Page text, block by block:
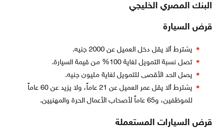
البنك المصري الخليجي
قرض السيارة
يشترط ألا يقل دخل العميل عن 2000 جنيه.
تصل نسبة التمويل لغاية 100% من قيمة السيارة.
يصل الحد الأقصى للتمويل لغاية مليون جنيه.
يشترط ألا يقل عمر العميل عن 21 عاماً، ولا يزيد عن 60 عاماً
للموظفين، و65 عاماً لأصحاب الأعمال الحرة والمهنيين.
قرض السيارات المستعملة